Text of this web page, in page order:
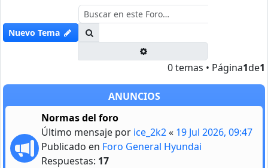
Nuevo Tema
0 temas • Página1de1
ANUNCIOS
Normas del foro
Último mensaje por ice_2k2« 19 Jul 2026, 09:47
Publicado en Foro General Hyundai
Respuestas: 17